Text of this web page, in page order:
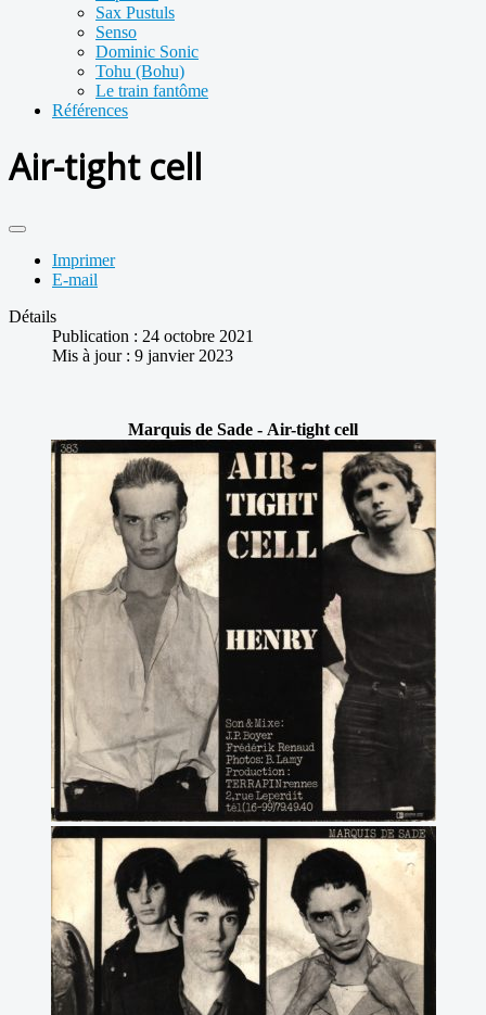
Sax Pustuls
Senso
Dominic Sonic
Tohu (Bohu)
Le train fantôme
Références
Air-tight cell
Imprimer
E-mail
Détails
Publication : 24 octobre 2021
Mis à jour : 9 janvier 2023
Marquis de Sade - Air-tight cell